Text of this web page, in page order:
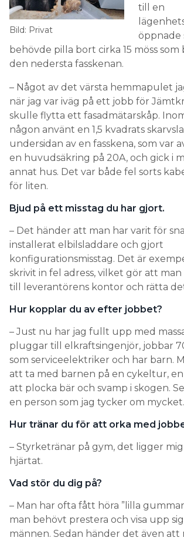
Bild: Privat
till en
öppnade
behövde pilla bort cirka 15 möss som
den nedersta fasskenan.
– Något av det värsta hemmapulet
när jag var iväg på ett jobb för
skulle flytta ett fasadmätarskåp.
någon använt en 1,5 kvadrats
undersidan av en fasskena, som var
en huvudsäkring på 20A, och gick i
annat hus. Det var både fel sorts
för liten.
Bjud på ett misstag du har gjort.
– Det händer att man har varit för
installerat elbilsladdare och gjort
konfigurationsmisstag. Det är
skrivit in fel adress, vilket gör att
till leverantörens kontor och rätta
Hur kopplar du av efter jobbet?
– Just nu har jag fullt upp med
pluggar till elkraftsingenjör, jobbar
som serviceelektriker och har barn.
att ta med barnen på en cykeltur,
att plocka bär och svamp i skogen.
en person som jag tycker om mycket.
Hur tränar du för att orka med
– Styrketränar på gym, det ligger
hjärtat.
Vad stör du dig på?
– Man har ofta fått höra ”lilla
man behövt prestera och visa upp
männen. Sedan händer det även att